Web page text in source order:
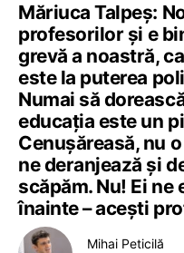
Măriuca Talpeș:
profesorilor și e
grevă a noastră,
este la puterea
Numai să
educația este un
Cenușăreasă, nu
ne deranjează și
scăpăm. Nu! Ei ne
înainte – acești
Mihai Peticilă